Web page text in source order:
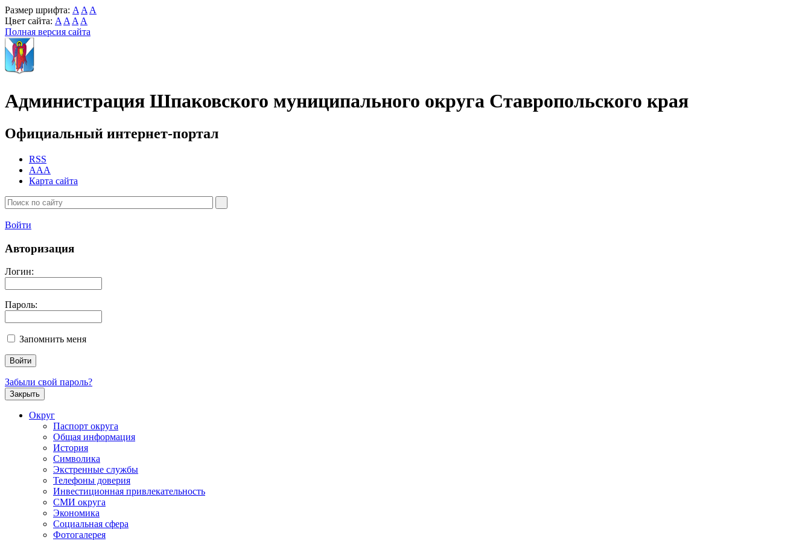
Размер шрифта: A A A
Цвет сайта: A A A A
Полная версия сайта
Администрация Шпаковского муниципального округа Ставропольского края
Официальный интернет-портал
RSS
AAA
Карта сайта
Войти
Авторизация
Логин:
Пароль:
Запомнить меня
Забыли свой пароль?
Закрыть
Округ
Паспорт округа
Общая информация
История
Символика
Экстренные службы
Телефоны доверия
Инвестиционная привлекательность
СМИ округа
Экономика
Социальная сфера
Фотогалерея